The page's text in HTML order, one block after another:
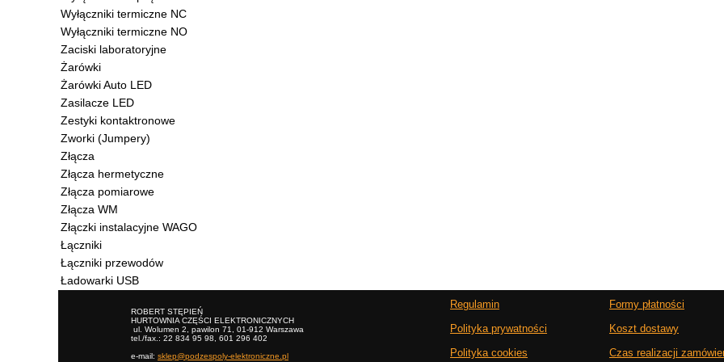
Wyłączniki termiczne NC
Wyłączniki termiczne NO
Zaciski laboratoryjne
Żarówki
Żarówki Auto LED
Zasilacze LED
Zestyki kontaktronowe
Zworki (Jumpery)
Złącza
Złącza hermetyczne
Złącza pomiarowe
Złącza WM
Złączki instalacyjne WAGO
Łączniki
Łączniki przewodów
Ładowarki USB
ROBERT STĘPIEŃ
HURTOWNIA CZĘŚCI ELEKTRONICZNYCH
ul. Wolumen 2, pawilon 71, 01-912 Warszawa
tel./fax.: 22 834 95 98, 601 296 402
e-mail: sklep@podzespoly-elektroniczne.pl
Regulamin
Polityka prywatności
Polityka cookies
Formy płatności
Koszt dostawy
Czas realizacji